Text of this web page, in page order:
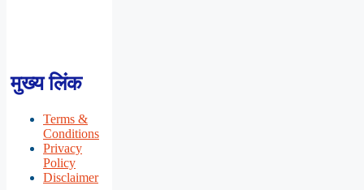
मुख्य लिंक
Terms &
Conditions
Privacy
Policy
Disclaimer